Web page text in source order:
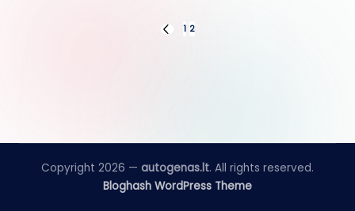
PREVIOUS
1 2
Copyright 2026 — autogenas.lt. All rights reserved.
Bloghash WordPress Theme